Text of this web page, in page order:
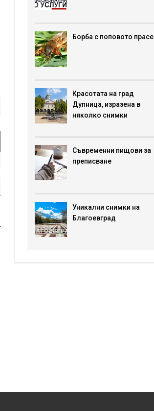
Борба с поповото прасе
Красотата на град
Дупница, изразена в
няколко снимки
Съвременни пищови за
преписване
Уникални снимки на
Благоевград